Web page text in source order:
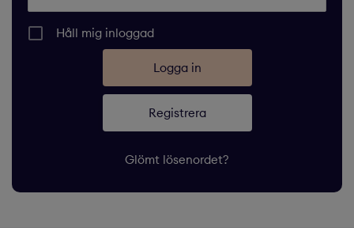
Håll mig inloggad
Registrera
Glömt lösenordet?